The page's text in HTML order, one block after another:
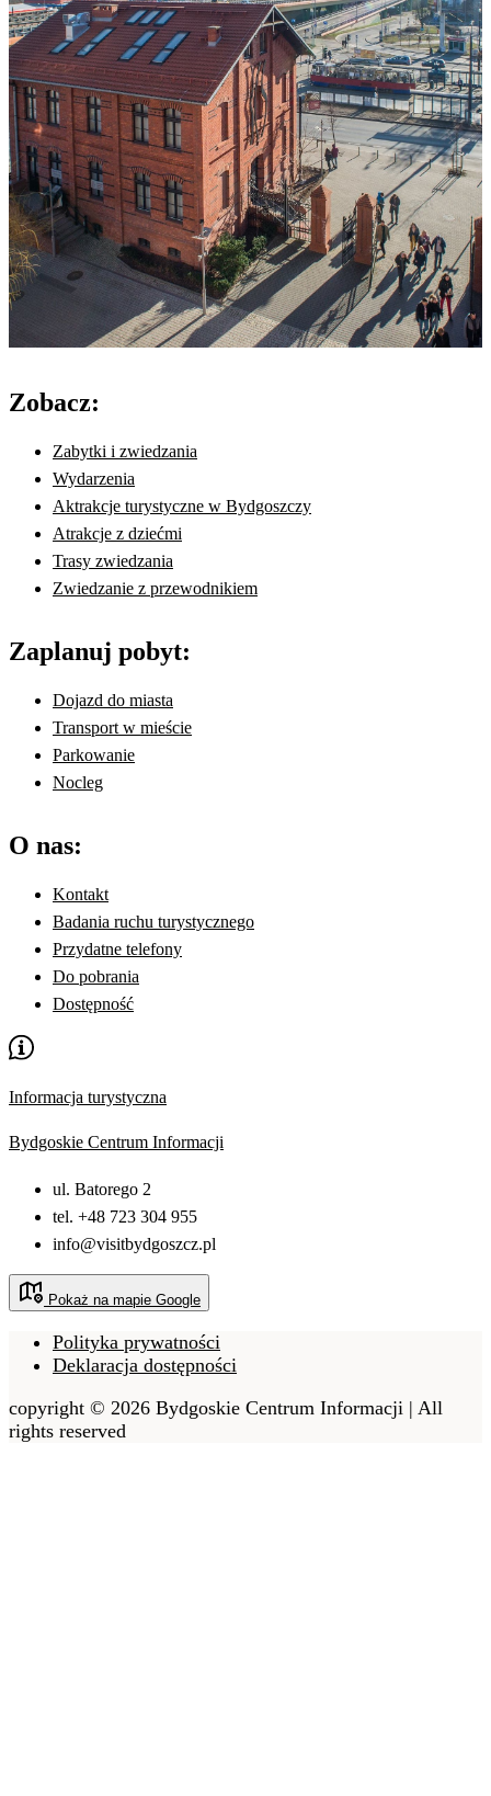
Zobacz:
Zabytki i zwiedzania
Wydarzenia
Aktrakcje turystyczne w Bydgoszczy
Atrakcje z dziećmi
Trasy zwiedzania
Zwiedzanie z przewodnikiem
Zaplanuj pobyt:
Dojazd do miasta
Transport w mieście
Parkowanie
Nocleg
O nas:
Kontakt
Badania ruchu turystycznego
Przydatne telefony
Do pobrania
Dostępność
Informacja turystyczna
Bydgoskie Centrum Informacji
ul. Batorego 2
tel. +48 723 304 955
info@visitbydgoszcz.pl
Pokaż na mapie Google
Polityka prywatności
Deklaracja dostępności
copyright © 2026 Bydgoskie Centrum Informacji | All
rights reserved